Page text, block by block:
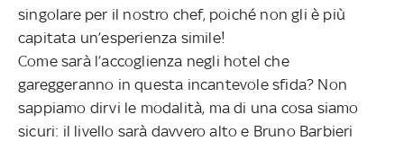
singolare per il nostro chef, poiché non gli è più
capitata un’esperienza simile!
Come sarà l’accoglienza negli hotel che
gareggeranno in questa incantevole sfida? Non
sappiamo dirvi le modalità, ma di una cosa siamo
sicuri: il livello sarà davvero alto e Bruno Barbieri